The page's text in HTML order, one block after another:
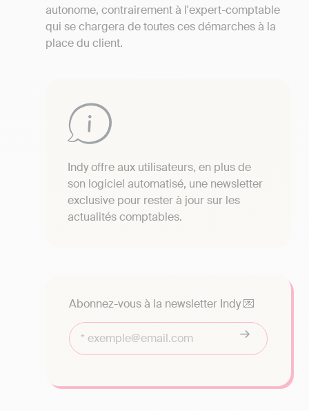
autonome, contrairement à l'expert-comptable
qui se chargera de toutes ces démarches à la
place du client.
Indy offre aux utilisateurs, en plus de
son logiciel automatisé, une newsletter
exclusive pour rester à jour sur les
actualités comptables.
Abonnez-vous à la newsletter Indy 💌